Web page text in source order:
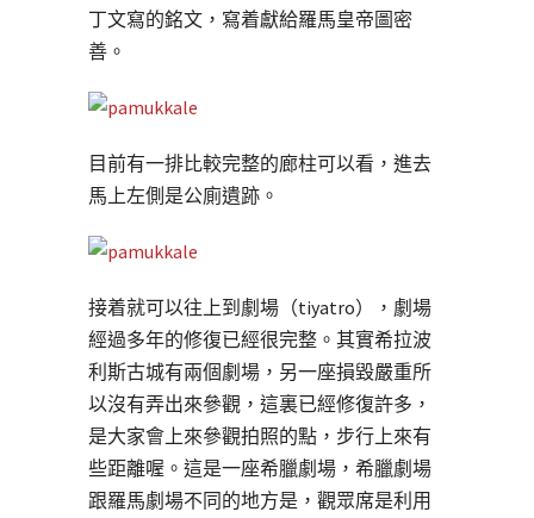
丁文寫的銘文，寫着獻給羅馬皇帝圖密
善。
目前有一排比較完整的廊柱可以看，進去
馬上左側是公廁遺跡。
接着就可以往上到劇場（tiyatro），劇場
經過多年的修復已經很完整。其實希拉波
利斯古城有兩個劇場，另一座損毀嚴重所
以沒有弄出來參觀，這裏已經修復許多，
是大家會上來參觀拍照的點，步行上來有
些距離喔。這是一座希臘劇場，希臘劇場
跟羅馬劇場不同的地方是，觀眾席是利用